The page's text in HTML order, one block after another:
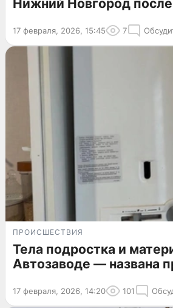
Нижний Новгород после
17 февраля, 2026, 15:45 7
ПРОИСШЕСТВИЯ
Тела подростка и
Автозаводе — названа
17 февраля, 2026, 14:20 101